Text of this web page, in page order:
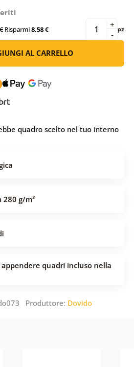
Risparmi8,58 € -
+ pz
AL CARRELLO
quadro scelto nel tuo interno
280 g/m²
quadri incluso nella
Produttore: Dovido